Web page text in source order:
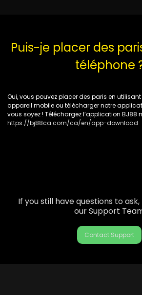
Puis-je placer des
téléphone
Oui, vous pouvez placer des paris en
appareil mobile ou télécharger notre
vous soyez ! Téléchargez l’application BJ88
https://bj88ca.com/ca/en/app-download
If you still have questions to
our Support
Contact Support